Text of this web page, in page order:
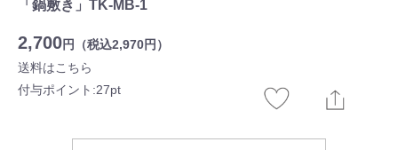
「鍋敷き」TK-MB-1
2,700円（税込2,970円）
送料はこちら
付与ポイント:27pt